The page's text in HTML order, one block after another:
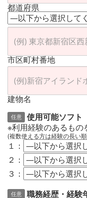
都道府県
市区町村番地
建物名
任意
使用可能ソフト
※利用経験のあるもの
(複数使える方は経験の長い
１：
２：
３：
任意 職務経歴・経験